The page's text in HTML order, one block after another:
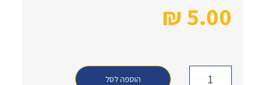
₪5.00
הוספה לסל